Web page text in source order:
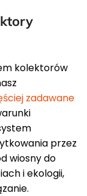
kolektorów
zadawane
przez
wiosny do
i ekologii,